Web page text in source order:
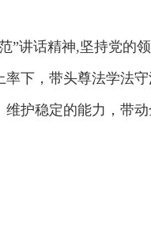
”讲话精神,坚持党的
下，带头尊法学法
护稳定的能力，带动